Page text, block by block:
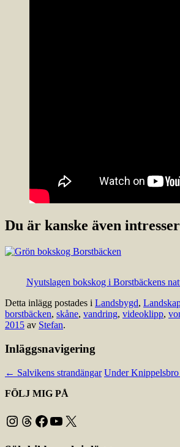
Du är kanske även
Nyutslagen bokskog i Borstbäckens
Detta inlägg postades i Landsbygd,
borstbäcken, skåne, vandring, videoklipp,
2015 av Stefan.
Inläggsnavigering
← Salvikens strandängar Under Knippelsbro
FÖLJ MIG PÅ
Instagram
Threads
Facebook
YouTube
X